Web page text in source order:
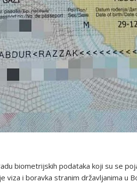
biometrijskih podataka koji su se
viza i boravka stranim državljanima u